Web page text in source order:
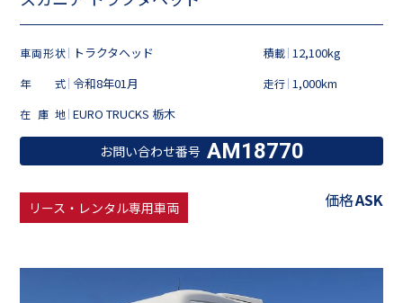
車両形状 トラクタヘッド 積載 12,100kg
年式 令和8年01月 走行 1,000km
在庫地 EURO TRUCKS 栃木
お問い合わせ番号 AM18770
リース・レンタル専用車両 価格ASK